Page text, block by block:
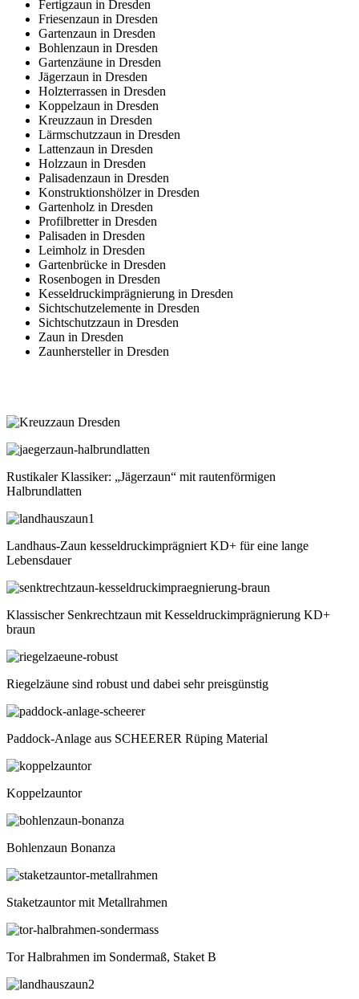
Fertigzaun in Dresden
Friesenzaun in Dresden
Gartenzaun in Dresden
Bohlenzaun in Dresden
Gartenzäune in Dresden
Jägerzaun in Dresden
Holzterrassen in Dresden
Koppelzaun in Dresden
Kreuzzaun in Dresden
Lärmschutzzaun in Dresden
Lattenzaun in Dresden
Holzzaun in Dresden
Palisadenzaun in Dresden
Konstruktionshölzer in Dresden
Gartenholz in Dresden
Profilbretter in Dresden
Palisaden in Dresden
Leimholz in Dresden
Gartenbrücke in Dresden
Rosenbogen in Dresden
Kesseldruckimprägnierung in Dresden
Sichtschutzelemente in Dresden
Sichtschutzzaun in Dresden
Zaun in Dresden
Zaunhersteller in Dresden
Rustikaler Klassiker: „Jägerzaun“ mit rautenförmigen
Halbrundlatten
Landhaus-Zaun kesseldruckimprägniert KD+ für eine lange
Lebensdauer
Klassischer Senkrechtzaun mit Kesseldruckimprägnierung KD+
braun
Riegelzäune sind robust und dabei sehr preisgünstig
Paddock-Anlage aus SCHEERER Rüping Material
Koppelzauntor
Bohlenzaun Bonanza
Staketzauntor mit Metallrahmen
Tor Halbrahmen im Sondermaß, Staket B